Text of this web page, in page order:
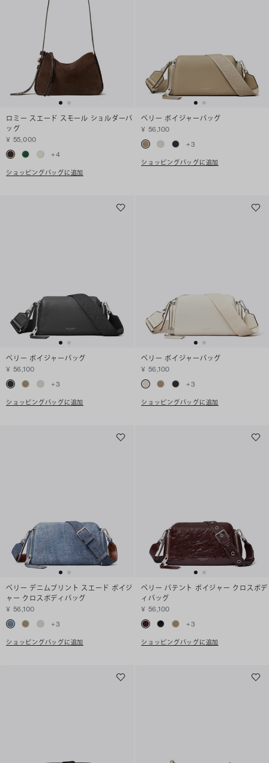
ロミー スエード スモール ショルダーバ
ッグ
¥ 55,000
+4
ショッピングバッグに追加
ペリー ボイジャーバッグ
¥ 56,100
+3
ショッピングバッグに追加
ペリー ボイジャーバッグ
¥ 56,100
+3
ショッピングバッグに追加
ペリー ボイジャーバッグ
¥ 56,100
+3
ショッピングバッグに追加
ペリー デニムプリント スエード ボイジ
ャー クロスボディバッグ
¥ 56,100
+3
ショッピングバッグに追加
ペリー パテント ボイジャー クロスボデ
ィバッグ
¥ 56,100
+3
ショッピングバッグに追加